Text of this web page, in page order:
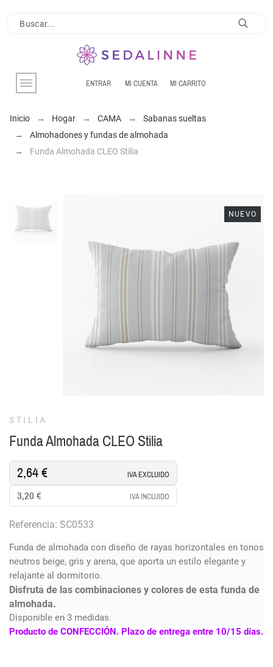
ENTRAR MI CUENTA MI CARRITO
Inicio Hogar CAMA
Sabanas sueltas
Almohadones y fundas de almohada
Funda Almohada CLEO Stilia
NUEVO
STILIA
Funda Almohada CLEO Stilia
2,64 € IVA EXCLUIDO
3,20 € IVA INCLUIDO
Referencia: SC0533
Funda de almohada con diseño de rayas horizontales en tonos
neutros beige, gris y arena, que aporta un estilo elegante y
relajante al dormitorio.
Disfruta de las combinaciones y colores de esta funda de
almohada.
Disponible en 3 medidas.
Producto de CONFECCIÓN. Plazo de entrega entre 10/15 días.